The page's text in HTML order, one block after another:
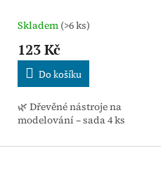
Skladem (>6 ks)
123 Kč
Do košíku
🌿 Dřevěné nástroje na
modelování – sada 4 ks